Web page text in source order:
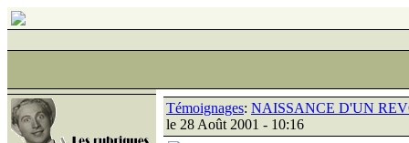
Témoignages: NAISSANCE D'UN
le 28 Août 2001 - 10:16